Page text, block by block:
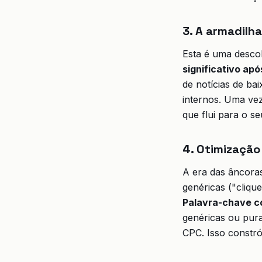
3. A
Esta é uma
significativo
de notícias de
internos. Uma
que flui para o
4.
A era das
genéricas
Palavra-chave
genéricas ou
CPC. Isso